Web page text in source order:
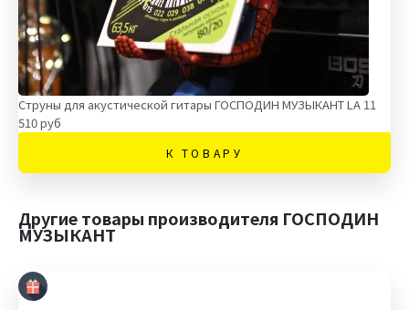
Струны для акустической гитары ГОСПОДИН МУЗЫКАНТ LA 11
510 руб
К ТОВАРУ
Другие товары производителя ГОСПОДИН
МУЗЫКАНТ